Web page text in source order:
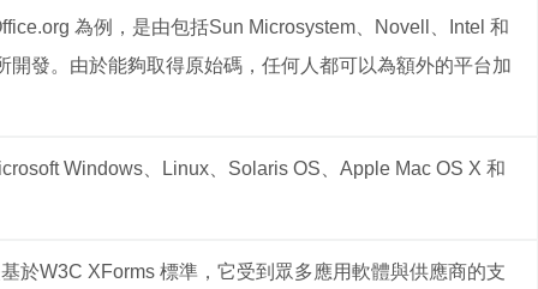
為例，是由包括Sun Microsystem、Novell、Intel 和
開發。由於能夠取得原始碼，任何人都可以為額外的平台加
Windows、Linux、Solaris OS、Apple Mac OS X 和
於W3C XForms 標準，它受到眾多應用軟體與供應商的支